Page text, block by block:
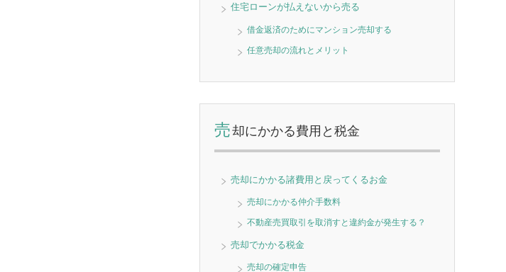
住宅ローンが払えないから売る
借金返済のためにマンション売却する
任意売却の流れとメリット
売却にかかる費用と税金
売却にかかる諸費用と戻ってくるお金
売却にかかる仲介手数料
不動産売買取引を取消すと違約金が発生する？
売却でかかる税金
売却の確定申告